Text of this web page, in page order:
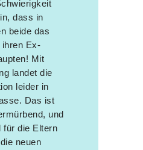
dass in
beide das
ihren Ex-
Mit
landet die
leider in
Das ist
und
für die Eltern
neuen